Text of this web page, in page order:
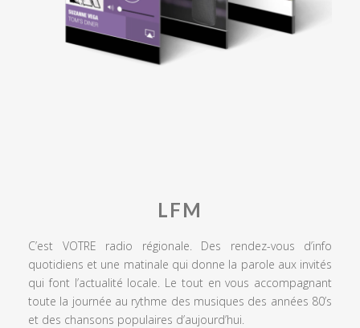
LFM
C’est VOTRE radio régionale. Des rendez-vous d’info
quotidiens et une matinale qui donne la parole aux invités
qui font l’actualité locale. Le tout en vous accompagnant
toute la journée au rythme des musiques des années 80’s
et des chansons populaires d’aujourd’hui.